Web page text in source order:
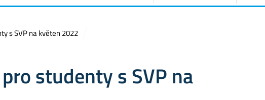
s SVP na květen 2022
studenty s SVP na